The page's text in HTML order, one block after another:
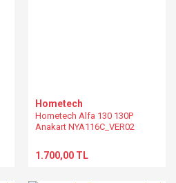
Hometech
Hometech Alfa 130 130P
Anakart NYA116C_VER02
1.700,00 TL